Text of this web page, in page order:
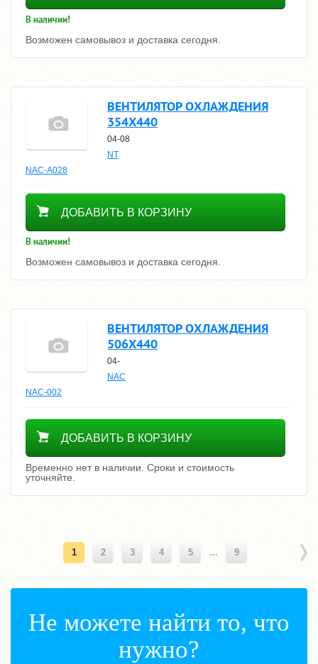
В наличии!
Возможен самовывоз и доставка сегодня.
ВЕНТИЛЯТОР ОХЛАЖДЕНИЯ
354Х440
04-08
NT
NAC-A028
5500
ДОБАВИТЬ В КОРЗИНУ
В наличии!
Возможен самовывоз и доставка сегодня.
ВЕНТИЛЯТОР ОХЛАЖДЕНИЯ
506Х440
04-
NAC
NAC-002
Уточнить цену
ДОБАВИТЬ В КОРЗИНУ
Временно нет в наличии. Сроки и стоимость
уточняйте.
1 2 3 4 5 ... 9
Не можете найти то, что
нужно?